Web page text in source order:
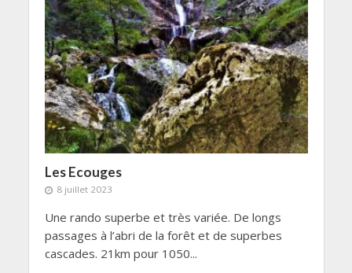
Les Ecouges
8 juillet 2023
Une rando superbe et très variée. De longs
passages à l’abri de la forêt et de superbes
cascades. 21km pour 1050...